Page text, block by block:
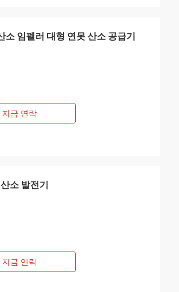
임펠러 대형 연못 산소 공급기
지금 연락
소 발전기
지금 연락